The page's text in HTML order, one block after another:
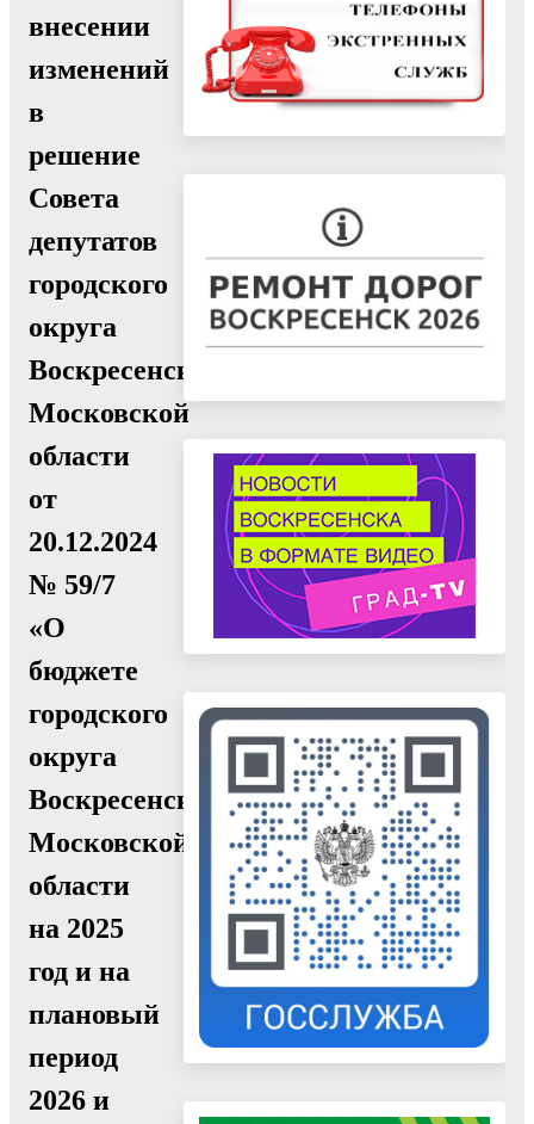
внесении
изменений
в
решение
Совета
депутатов
городского
округа
Воскресенск
Московской
области
от
20.12.2024
№ 59/7
«О
бюджете
городского
округа
Воскресенск
Московской
области
на 2025
год и на
плановый
период
2026 и